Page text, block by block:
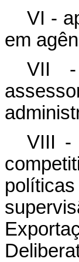
VI -
em
VII -
VIII -